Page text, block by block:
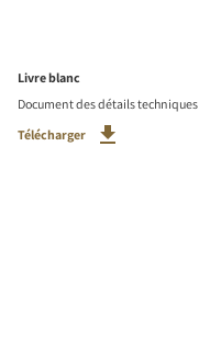
Livre blanc
Document des détails techniques
Télécharger